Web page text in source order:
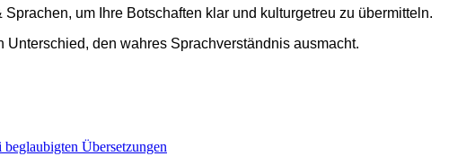
um Ihre Botschaften klar und kulturgetreu zu übermitteln.
den wahres Sprachverständnis ausmacht.
Übersetzungen